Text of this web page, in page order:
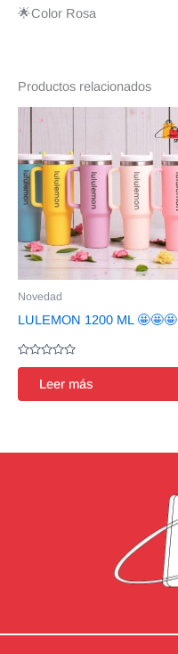
🌟Color Rosa
Productos relacionados
Novedad
LULEMON 1200 ML 🤩🤩🤩
Valorado
de
Leer más